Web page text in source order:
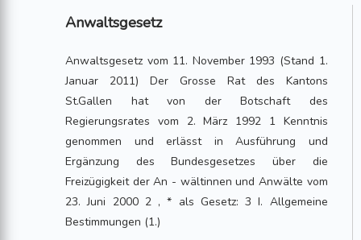
Anwaltsgesetz
Anwaltsgesetz vom 11. November 1993 (Stand 1.
Januar 2011) Der Grosse Rat des Kantons
St.Gallen hat von der Botschaft des
Regierungsrates vom 2. März 1992 1 Kenntnis
genommen und erlässt in Ausführung und
Ergänzung des Bundesgesetzes über die
Freizügigkeit der An - wältinnen und Anwälte vom
23. Juni 2000 2 , * als Gesetz: 3 I. Allgemeine
Bestimmungen (1.)